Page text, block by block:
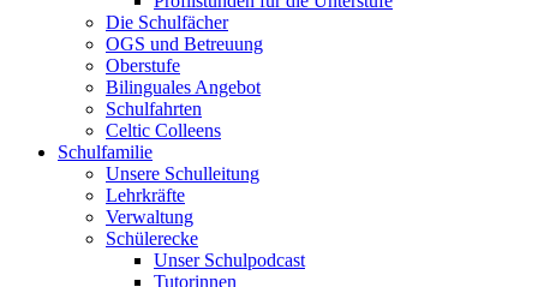
Die Schulfächer
OGS und Betreuung
Oberstufe
Bilinguales Angebot
Schulfahrten
Celtic Colleens
Schulfamilie
Unsere Schulleitung
Lehrkräfte
Verwaltung
Schülerecke
Unser Schulpodcast
Tutorinnen